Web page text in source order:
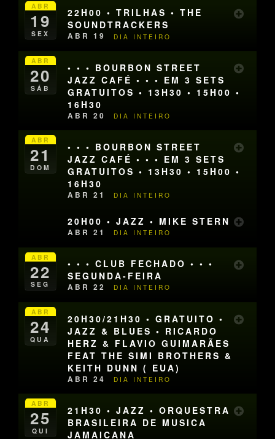
ABR
19
SEX
22H00 • TRILHAS • THE
SOUNDTRACKERS
ABR 19 DIA INTEIRO
ABR
20
SÁB
• • • BOURBON STREET
JAZZ CAFÉ • • • EM 3 SETS
GRATUITOS • 13H30 • 15H00 •
16H30
ABR 20 DIA INTEIRO
ABR
21
DOM
• • • BOURBON STREET
JAZZ CAFÉ • • • EM 3 SETS
GRATUITOS • 13H30 • 15H00 •
16H30
ABR 21 DIA INTEIRO
20H00 • JAZZ • MIKE STERN
ABR 21 DIA INTEIRO
ABR
22
SEG
• • • CLUB FECHADO • • •
SEGUNDA-FEIRA
ABR 22 DIA INTEIRO
ABR
24
QUA
20H30/21H30 • GRATUITO •
JAZZ & BLUES • RICARDO
HERZ & FLAVIO GUIMARÃES
FEAT THE SIMI BROTHERS &
KEITH DUNN ( EUA)
ABR 24 DIA INTEIRO
ABR
25
QUI
21H30 • JAZZ • ORQUESTRA
BRASILEIRA DE MUSICA
JAMAICANA